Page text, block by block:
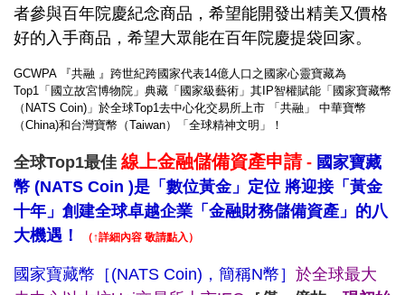
者參與百年院慶紀念商品，希望能開發出精美又價格
好的入手商品，希望大眾能在百年院慶提袋回家。
GCWPA 『共融 』跨世紀跨國家代表14億人口之國家心靈寶藏為
Top1「國立故宮博物院」典藏「國家級藝術」其IP智權賦能「國家寶藏幣
（NATS Coin)」於全球Top1去中心化交易所上市 「共融」 中華寶幣
（China)和台灣寶幣（Taiwan）「全球精神文明」！
全球Top1最佳 線上金融儲備資產申請- 國家寶藏
幣 (NATS Coin )是「數位黃金」定位 將迎接「黃金
十年」創建全球卓越企業「金融財務儲備資產」的八
大機遇！
（↑詳細內容 敬請點入）
國家寶藏幣［(NATS Coin)，簡稱N幣］ 於全球最大